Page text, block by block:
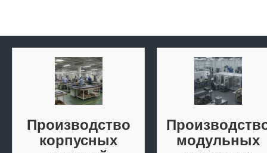
Производство
корпусных
модульных